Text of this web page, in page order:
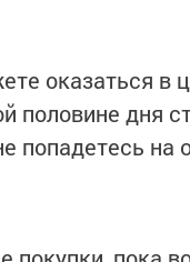
оказаться в
половине дня
попадетесь на